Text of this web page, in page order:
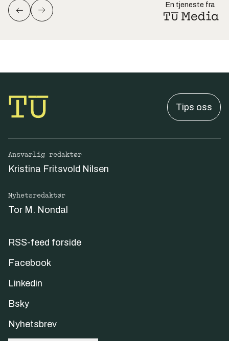
En tjeneste fra
Tips oss
Ansvarlig redaktør
Kristina Fritsvold Nilsen
Nyhetsredaktør
Tor M. Nondal
RSS-feed forside
Facebook
Linkedin
Bsky
Nyhetsbrev